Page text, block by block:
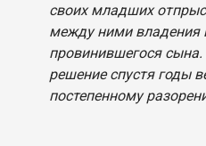
своих младших
между ними владения
провинившегося сына.
решение спустя годы
постепенному